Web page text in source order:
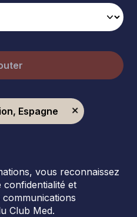
Espagne
vous reconnaissez
et
Club Med.